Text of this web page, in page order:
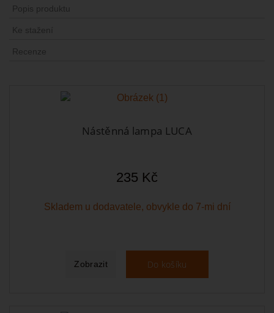
Popis produktu
Ke stažení
Recenze
Nástěnná lampa LUCA
235 Kč
Skladem u dodavatele, obvykle do 7-mi dní
Zobrazit Do košíku